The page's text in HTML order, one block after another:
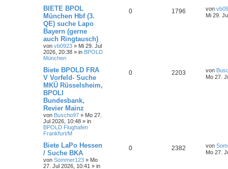
BIETE BPOL
München Hbf (3.
QE) suche Lapo
Bayern (gerne
auch Ringtausch)
von vb0923 » Mi 29. Jul
2026, 20:38 » in BPOLD
München
0 1796 von
Mi 29.
Biete BPOLD FRA
V Vorfeld- Suche
MKÜ Rüsselsheim,
BPOLI
Bundesbank,
Revier Mainz
von Buscho97 » Mo 27.
Jul 2026, 10:48 » in
BPOLD Flughafen
Frankfurt/M
0 2203 von
Mo 27.
Biete LaPo Hessen
/ Suche BKA
von Sommer123 » Mo
27. Jul 2026, 10:41 » in
0 2382 von
Mo 27.